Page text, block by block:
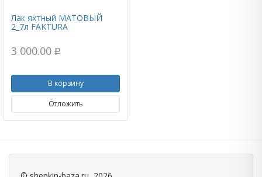
Лак яхтный МАТОВЫЙ
2_7л FAKTURA
3 000.00 p
В корзину
Отложить